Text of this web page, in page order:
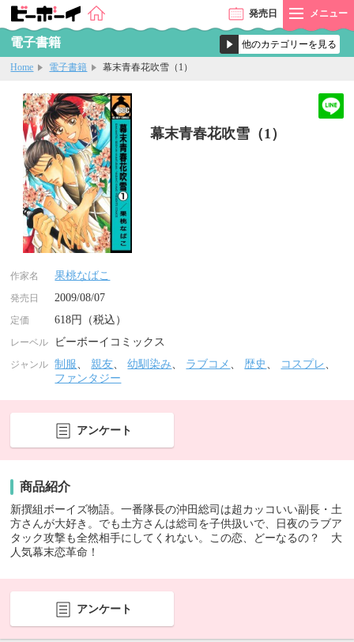
発売日 メニュー
電子書籍
Home 電子書籍 幕末青春花吹雪（1）
幕末青春花吹雪（1）
作家名 果桃なばこ
発売日 2009/08/07
定価 618円（税込）
レーベル ビーボーイコミックス
ジャンル 制服、親友、幼馴染み、 ラブコメ 、 歴史 、 コスプレ 、
ファンタジー
アンケート
商品紹介
新撰組ボーイズ物語。一番隊長の沖田総司は超カッコいい副長・土
方さんが大好き。でも土方さんは総司を子供扱いで、日夜のラブア
タック攻撃も全然相手にしてくれない。この恋、どーなるの？ 大
人気幕末恋革命！
アンケート